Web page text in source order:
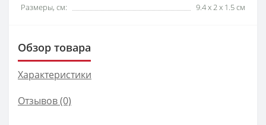
Размеры, см:
9.4 x 2 x 1.5 см
Обзор товара
Характеристики
Отзывов (0)